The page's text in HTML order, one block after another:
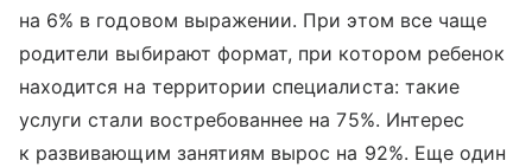
на 6% в годовом выражении. При этом все чаще
родители выбирают формат, при котором ребенок
находится на территории специалиста: такие
услуги стали востребованнее на 75%. Интерес
к развивающим занятиям вырос на 92%. Еще один